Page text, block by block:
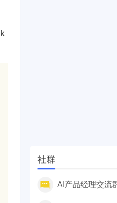
社群
AI产品经理交流